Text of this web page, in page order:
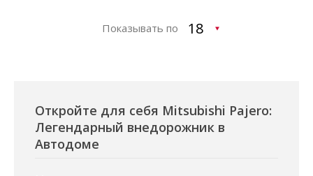
Показывать по
Откройте для себя Mitsubishi Pajero:
Легендарный внедорожник в
Автодоме